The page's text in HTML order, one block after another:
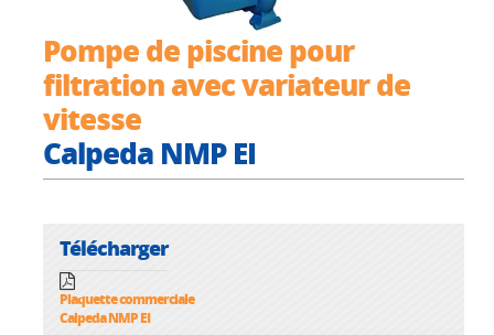
Pompe de piscine pour
filtration avec variateur de
vitesse
Calpeda NMP EI
Télécharger
Plaquette commerciale
Calpeda NMP EI